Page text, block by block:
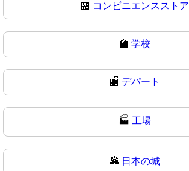
🏪 コンビニエンスストア
🏫 学校
🏬 デパート
🏭 工場
🏯 日本の城